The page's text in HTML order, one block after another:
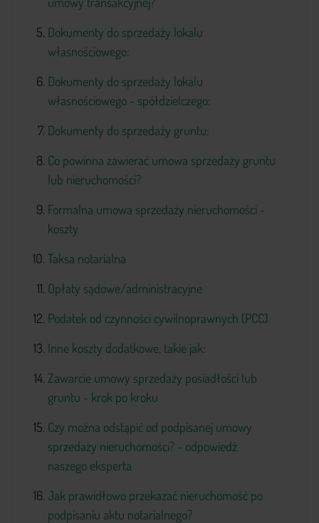
Dokumenty do sprzedaży lokalu
własnościowego:
Dokumenty do sprzedaży lokalu
własnościowego - spółdzielczego:
Dokumenty do sprzedaży gruntu:
Co powinna zawierać umowa sprzedaży gruntu
lub nieruchomości?
Formalna umowa sprzedaży nieruchomości -
koszty
Taksa notarialna
Opłaty sądowe/administracyjne
Podatek od czynności cywilnoprawnych (PCC)
Inne koszty dodatkowe, takie jak:
Zawarcie umowy sprzedaży posiadłości lub
gruntu - krok po kroku
Czy można odstąpić od podpisanej umowy
sprzedaży nieruchomości? - odpowiedź
naszego eksperta
Jak prawidłowo przekazać nieruchomość po
podpisaniu aktu notarialnego?